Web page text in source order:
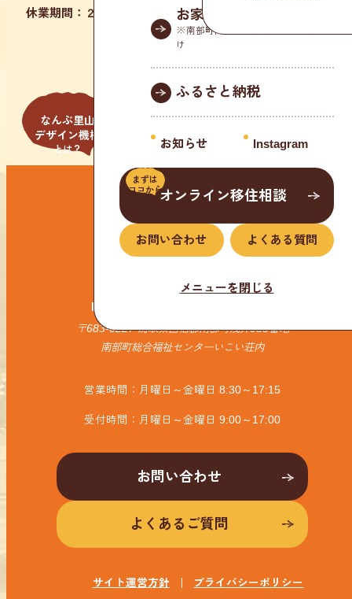
お家の相談窓口
※南部町内に家を所有している方向
け
ふるさと納税
お知らせ Instagram
まずは
ココからオンライン移住相談
お問い合わせ よくある質問
メニューを閉じる
休業期間：２０２６年６月１５日（月）
なんぶ里山
デザイン機構
とは？
私たちについて
NPO法人 なんぶ里山デザイン機構
〒683-0227 鳥取県西伯郡南部町浅井938番地
南部町総合福祉センターいこい荘内
営業時間：月曜日～金曜日 8:30～17:15
受付時間：月曜日～金曜日 9:00～17:00
お問い合わせ
よくあるご質問
サイト運営方針 プライバシーポリシー